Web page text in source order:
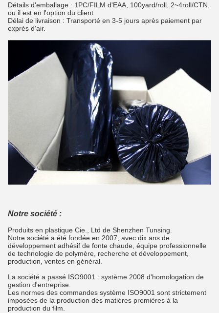
Détails d'emballage : 1PC/FILM d'EAA, 100yard/roll, 2~4roll/CTN,
ou il est en l'option du client
Délai de livraison : Transporté en 3-5 jours après paiement par
exprès d'air.
Notre société :
Produits en plastique Cie., Ltd de Shenzhen Tunsing.
Notre société a été fondée en 2007, avec dix ans de
développement adhésif de fonte chaude, équipe professionnelle
de technologie de polymère, recherche et développement,
production, ventes en général.
La société a passé ISO9001 : système 2008 d'homologation de
gestion d'entreprise.
Les normes des commandes système ISO9001 sont strictement
imposées de la production des matières premières à la
production du film.